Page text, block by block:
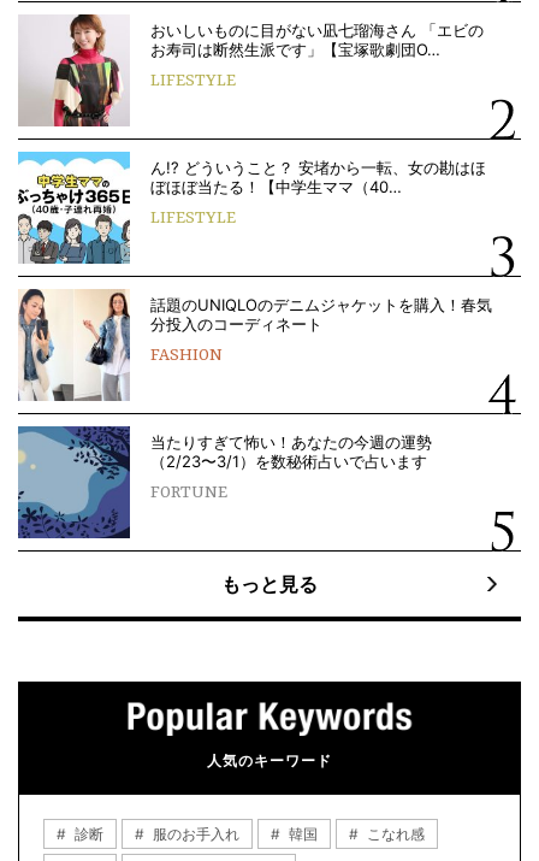
おいしいものに目がない凪七瑠海さん 「エビの
お寿司は断然生派です」【宝塚歌劇団O…
LIFESTYLE
ん!? どういうこと？ 安堵から一転、女の勘はほ
ぼほぼ当たる！【中学生ママ（40…
LIFESTYLE
話題のUNIQLOのデニムジャケットを購入！春気
分投入のコーディネート
FASHION
当たりすぎて怖い！あなたの今週の運勢
（2/23〜3/1）を数秘術占いで占います
FORTUNE
もっと見る
人気のキーワード
診断 服のお手入れ 韓国
こなれ感